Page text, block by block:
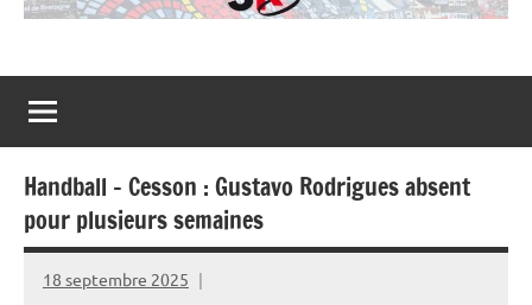
Handball – Cesson : Gustavo Rodrigues absent
pour plusieurs semaines
18 septembre 2025
Rédaction